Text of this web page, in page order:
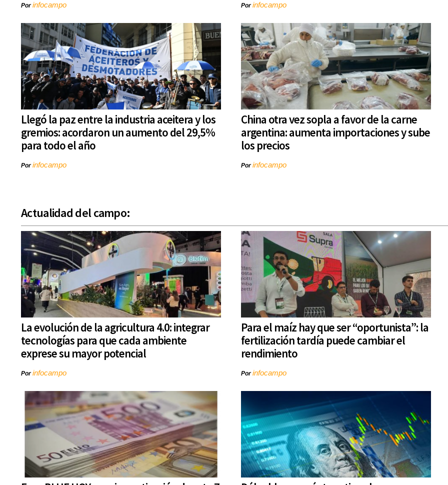
Porinfocampo Porinfocampo
Llegó la paz entre la industria aceitera y los
gremios: acordaron un aumento del 29,5%
para todo el año
Porinfocampo
China otra vez sopla a favor de la carne
argentina: aumenta importaciones y sube
los precios
Porinfocampo
Actualidad del campo:
La evolución de la agricultura 4.0: integrar
tecnologías para que cada ambiente
exprese su mayor potencial
Porinfocampo
Para el maíz hay que ser “oportunista”: la
fertilización tardía puede cambiar el
rendimiento
Porinfocampo